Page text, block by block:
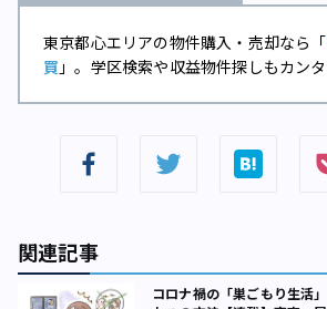
東京都⼼エリアの物件購入・売却なら「
買 」。学区検索や収益物件探しもカンタ
関連記事
コロナ禍の「巣ごもり生活